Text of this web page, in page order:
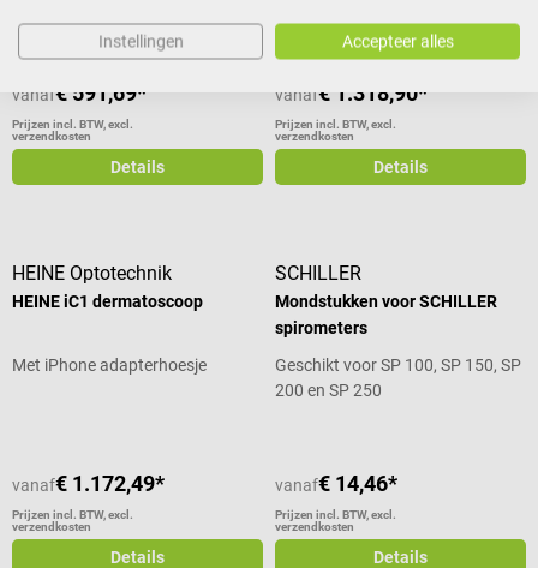
vanaf€ 591,69*
Prijzen incl. BTW, excl.
verzendkosten
Details
vanaf€ 1.318,90*
Prijzen incl. BTW, excl.
verzendkosten
Details
HEINE Optotechnik
HEINE iC1 dermatoscoop
Met iPhone adapterhoesje
vanaf€ 1.172,49*
Prijzen incl. BTW, excl.
verzendkosten
Details
SCHILLER
Mondstukken voor SCHILLER
spirometers
Geschikt voor SP 100, SP 150, SP
200 en SP 250
vanaf€ 14,46*
Prijzen incl. BTW, excl.
verzendkosten
Details
Instellingen Accepteer alles